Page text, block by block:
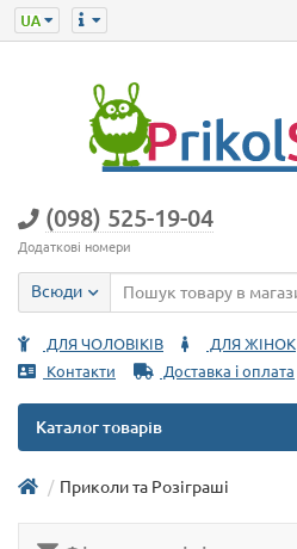
(098) 525-19-04
Додаткові номери
Всюди
ДЛЯ ЧОЛОВІКІВ ДЛЯ ЖІНОК
Контакти
Доставка і оплата
Каталог товарів
Приколи та Розіграші